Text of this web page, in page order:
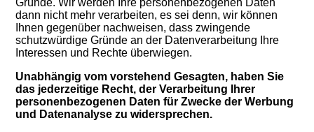
Gründe. Wir werden Ihre personenbezogenen Daten
dann nicht mehr verarbeiten, es sei denn, wir können
Ihnen gegenüber nachweisen, dass zwingende
schutzwürdige Gründe an der Datenverarbeitung Ihre
Interessen und Rechte überwiegen.
Unabhängig vom vorstehend Gesagten, haben Sie
das jederzeitige Recht, der Verarbeitung Ihrer
personenbezogenen Daten für Zwecke der Werbung
und Datenanalyse zu widersprechen.